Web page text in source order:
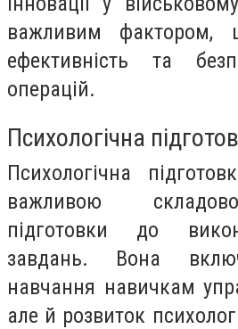
важливим фактором,
ефективність та
операцій.
Психологічна
Психологічна
важливою
підготовки до
завдань. Вона
навчання навичкам
але й розвиток